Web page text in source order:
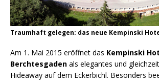
Traumhaft gelegen: das neue Kempinski
Am 1. Mai 2015 eröffnet das Kempinski
Berchtesgaden als elegantes und
Hideaway auf dem Eckerbichl. Besonders